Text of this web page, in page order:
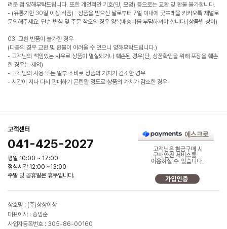
려운 점 양해부탁드립니다. 또한 개인적인 기호(맛, 모양) 등으로는 교환 및 환불 불가합니다.
- (유통기한 30일 이상 식품) : 상품을 받으신 날로부터 7일 이내에 굿뜨래몰 카카오톡 채널로
문의해주세요. 단순 변심 및 주문 착오의 경우 왕복배송비를 부담하셔야 합니다.(상품별 상이)
03. 교환 반품이 불가한 경우
(다음의 경우 교환 및 환불이 어려울 수 있으니 양해부탁드립니다.)
- 고객님의 책임있는 사유로 상품이 멸실되거나 훼손된 경우(단, 상품확인을 위해 포장을 훼손
한 경우는 제외)
- 고객님의 사용 또는 일부 소비로 상품의 가치가 감소한 경우
- 시간이 지나 다시 판매하기 곤란할 정도로 상품의 가치가 감소한 경우
고객센터
041-425-2027
평일 10:00 ~ 17:00
점심시간 12:00 ~13:00
주말 및 공휴일은 휴무입니다.
상호명 : (주)상상이상
대표이사 : 송임순
사업자등록번호 : 305-86-00160